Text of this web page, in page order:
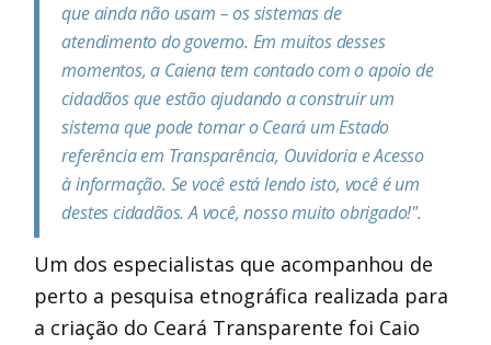
que ainda não usam – os sistemas de
atendimento do governo. Em muitos desses
momentos, a Caiena tem contado com o apoio de
cidadãos que estão ajudando a construir um
sistema que pode tornar o Ceará um Estado
referência em Transparência, Ouvidoria e Acesso
à informação. Se você está lendo isto, você é um
destes cidadãos. A você, nosso muito obrigado!".
Um dos especialistas que acompanhou de
perto a pesquisa etnográfica realizada para
a criação do Ceará Transparente foi Caio